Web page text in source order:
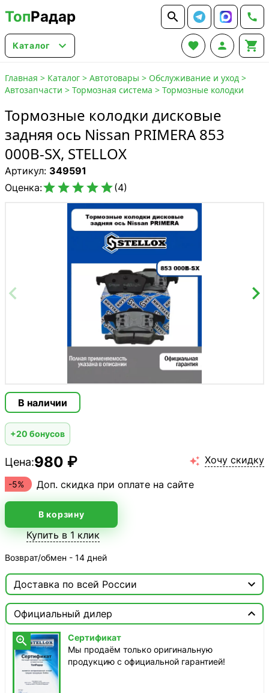
ТопРадар  
Каталог    
Главная > Каталог > Автотовары > Обслуживание и уход >
Автозапчасти > Тормозная система > Тормозные колодки
Тормозные колодки дисковые
задняя ось Nissan PRIMERA 853
000B-SX, STELLOX
Артикул: 349591
Оценка:(4)
В наличии
+20 бонусов
Цена:980 ₽  Хочу скидку
-5% Доп. скидка при оплате на сайте
В корзину
Купить в 1 клик
Возврат/обмен - 14 дней
Доставка по всей России 
 Москва
ТопРадар — Курьер
сегодня, от 350 ₽
ТопРадар — Самовывоз
сегодня, бесплатно
наб. Бережковская, д. 20, стр. 19
Официальный дилер


Сертификат
Мы продаём только оригинальную
продукцию с официальной гарантией!